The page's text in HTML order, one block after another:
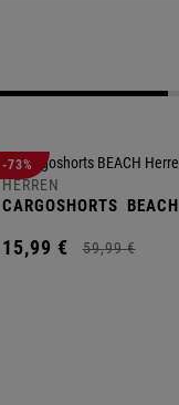
-73%
HERREN
CARGOSHORTS BEACH
15,99 € 59,99 €